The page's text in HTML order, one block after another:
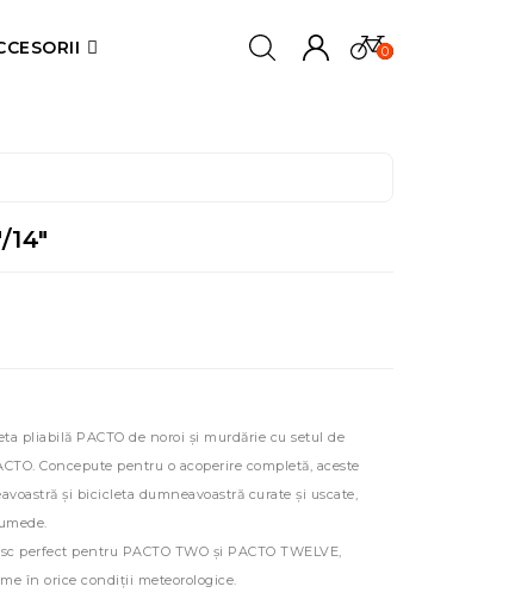
0
pliabilă PACTO de noroi și murdărie cu setul de
Concepute pentru o acoperire completă, aceste
și bicicleta dumneavoastră curate și uscate,
perfect pentru PACTO TWO și PACTO TWELVE,
în orice condiții meteorologice.